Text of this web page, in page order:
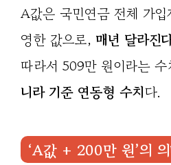
A값은 국민연금 전체 가
영한 값으로, 매년 달라진
따라서 509만 원이라는 수
니라 기준 연동형 수치다.
‘A값 + 200만 원’의